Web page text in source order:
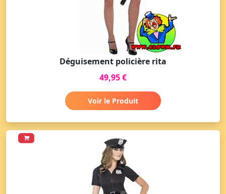
Déguisement policière rita
49,95 €
Voir le Produit